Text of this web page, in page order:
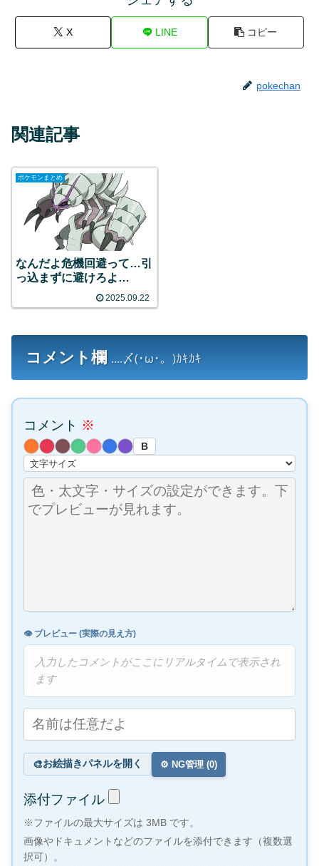
X LINE コピー
pokechan
関連記事
ポケモンまとめ
なんだよ危機回避って…引
っ込まずに避けろよ…
2025.09.22
コメント欄 ....〆(･ω･。)ｶｷｶｷ
コメント ※
B
👁️ プレビュー (実際の見え方)
入力したコメントがここにリアルタイムで表示され
ます
🎨お絵描きパネルを開く ⚙️ NG管理 (0)
添付ファイル
※ファイルの最大サイズは 3MB です。
画像やドキュメントなどのファイルを添付できます（複数選
択可）。